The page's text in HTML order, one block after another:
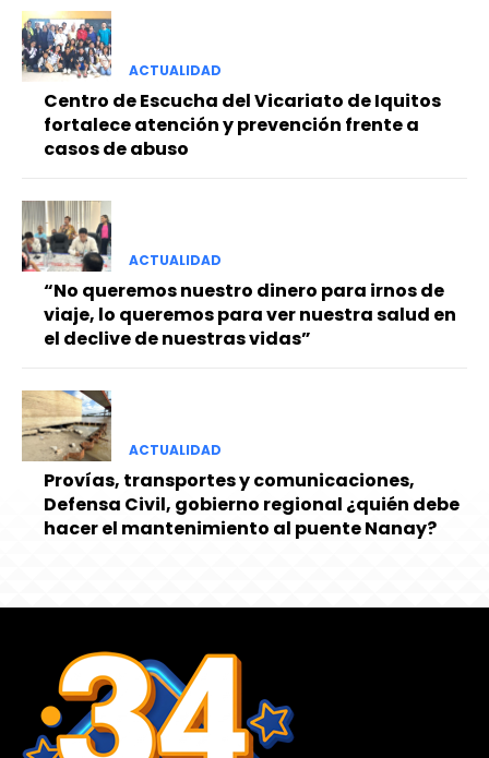
ACTUALIDAD
Centro de Escucha del Vicariato de Iquitos
fortalece atención y prevención frente a
casos de abuso
ACTUALIDAD
“No queremos nuestro dinero para irnos de
viaje, lo queremos para ver nuestra salud en
el declive de nuestras vidas”
ACTUALIDAD
Provías, transportes y comunicaciones,
Defensa Civil, gobierno regional ¿quién debe
hacer el mantenimiento al puente Nanay?